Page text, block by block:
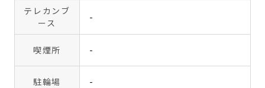
テレカンブ
ース
-
喫煙所 -
駐輪場 -